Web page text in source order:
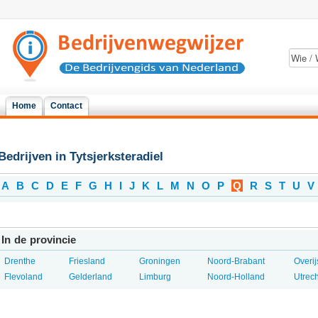
Home Contact
in Tytsjerksteradiel
A B C D E F G H I J K L M N O P Q R S T U V
In de provincie
Drenthe
Flevoland
Friesland
Gelderland
Groningen
Limburg
Noord-Brabant
Noord-Holland